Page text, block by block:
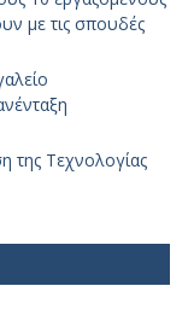
με τις σπουδές
της Τεχνολογίας